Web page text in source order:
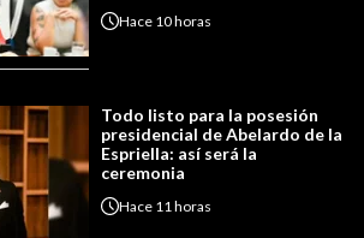
Hace 10 horas
Todo listo para la posesión
presidencial de Abelardo de la
Espriella: así será la
ceremonia
Hace 11 horas